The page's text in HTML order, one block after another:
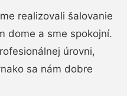
realizovali šalovanie
dome a sme spokojní.
úrovni,
sa nám dobre